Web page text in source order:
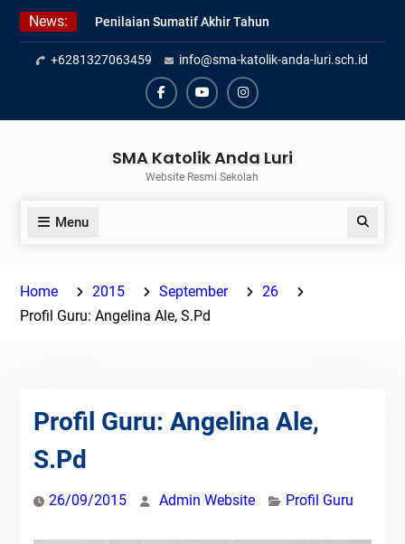
Skip
content
News:
Penilaian Sumatif Akhir Tahun
Semester Genap 2025/2026
Pengumuman Kelulusan Siswa
Kelas XII SMAK Anda Luri
Pelantikan Pengurus Osis SMAK
+6281327063459 info@sma-katolik-anda-luri.sch.id
FacebookYoutubeInstagram
SMA Katolik Anda Luri
Website Resmi Sekolah
Menu Search
Home 2015 September
26
Profil Guru: Angelina Ale, S.Pd
Profil Guru: Angelina Ale,
S.Pd
26/09/2015 Admin Website Profil Guru